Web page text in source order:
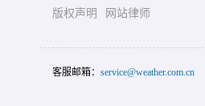
版权声明
网站律师
客服邮箱： service@weather.com.cn